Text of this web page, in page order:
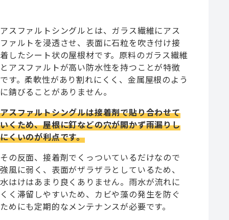
アスファルトシングルとは、ガラス繊維にアス
ファルトを浸透させ、表面に石粒を吹き付け接
着したシート状の屋根材です。原料のガラス繊維
とアスファルトが高い防水性を持つことが特徴
です。柔軟性があり割れにくく、金属屋根のよう
に錆びることがありません。
アスファルトシングルは接着剤で貼り合わせて
いくため、屋根に釘などの穴が開かず雨漏りし
にくいのが利点です。
その反面、接着剤でくっついているだけなので
強風に弱く、表面がザラザラとしているため、
水はけはあまり良くありません。雨水が流れに
くく滞留しやすいため、カビや藻の発生を防ぐ
ためにも定期的なメンテナンスが必要です。